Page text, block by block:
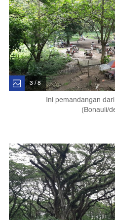
3 / 8
Ini pemandangan
(Bonauli/